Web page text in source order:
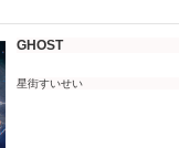
GHOST
星街すいせい